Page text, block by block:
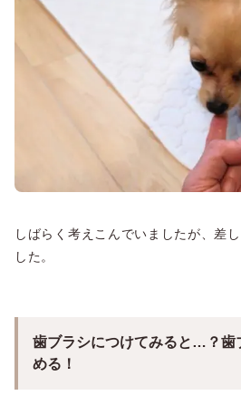
しばらく考えこんでいましたが、差
した。
歯ブラシにつけてみると…？歯
める！